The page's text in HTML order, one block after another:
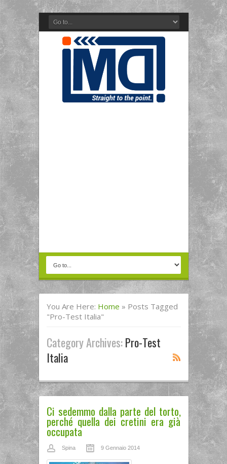
You Are Here: Home » Posts Tagged
"pro-Test Italia"
Category Archives:Pro-Test
Italia
Ci sedemmo dalla parte del torto,
perché quella dei cretini era già
occupata
Spina 9 Gennaio 2014